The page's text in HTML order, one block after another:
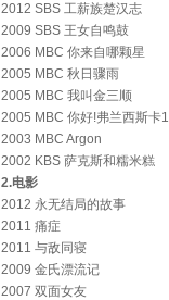
2012 SBS 工薪族楚汉志
2009 SBS 王女自鸣鼓
2006 MBC 你来自哪颗星
2005 MBC 秋日骤雨
2005 MBC 我叫金三顺
2005 MBC 你好!弗兰西斯卡1
2003 MBC Argon
2002 KBS 萨克斯和糯米糕
2.电影
2012 永无结局的故事
2011 痛症
2011 与敌同寝
2009 金氏漂流记
2007 双面女友